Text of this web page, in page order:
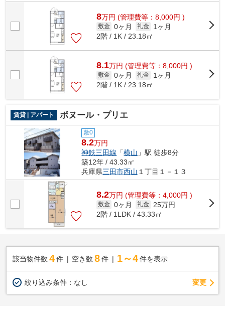
8万円 (管理費等：8,000円 )
敷金 0ヶ月 礼金
1ヶ月
2階 / 1K / 23.18㎡
8.1万円 (管理費等：8,000円 )
敷金 0ヶ月 礼金
1ヶ月
2階 / 1K / 23.18㎡
賃貸 | アパート ボヌール・プリエ
敷0
8.2万円
神鉄三田線 「横山 」駅 徒歩8分
築12年 / 43.33㎡
兵庫県三田市西山 １丁目１－１３
8.2万円 (管理費等：4,000円 )
敷金 0ヶ月 礼金
25万円
2階 / 1LDK / 43.33㎡
該当物件数 4件 空き数 8 件 1～4 件を表示
絞り込み条件： なし 変更